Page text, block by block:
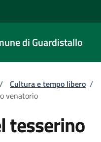
di Guardistallo
pane
/ Cultura e tempo libero /
venatorio
tesserino